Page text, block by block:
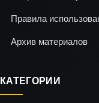
Правила
Архив материалов
КАТЕГОРИИ